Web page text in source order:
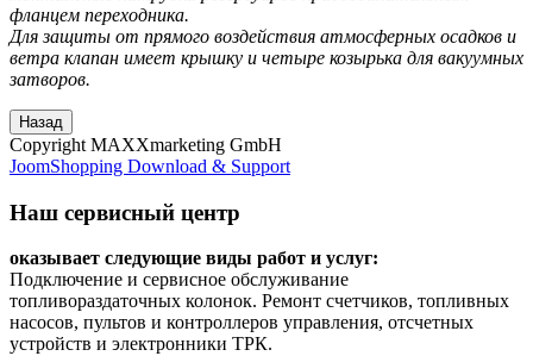
фланцем переходника.
Для защиты от прямого воздействия атмосферных осадков и
ветра клапан имеет крышку и четыре козырька для вакуумных
затворов.
Copyright MAXXmarketing GmbH
JoomShopping Download & Support
Наш сервисный центр
оказывает следующие виды работ и услуг:
Подключение и сервисное обслуживание
топливораздаточных колонок. Ремонт счетчиков, топливных
насосов, пультов и контроллеров управления, отсчетных
устройств и электронники ТРК.